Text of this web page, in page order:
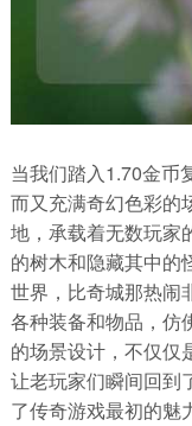
当我们踏入1.70金币
而又充满奇幻色彩的
地，承载着无数玩家
的树木和隐藏其中的
世界，比奇城那热闹
各种装备和物品，仿
的场景设计，不仅仅
让老玩家们瞬间回到
了传奇游戏最初的魅